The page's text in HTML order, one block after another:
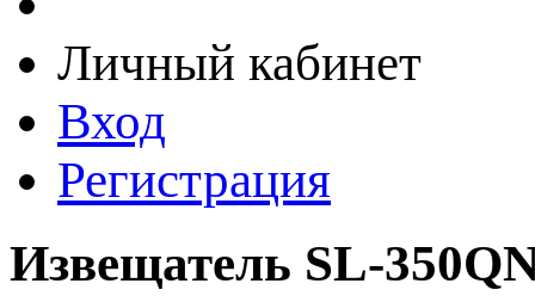
Личный кабинет
Вход
Регистрация
Извещатель SL-